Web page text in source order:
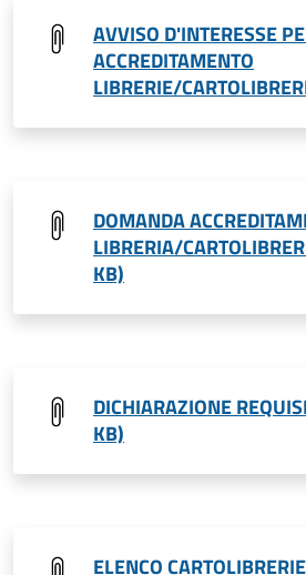
AVVISO D'INTERESSE
ACCREDITAMENTO
LIBRERIE/
DOMANDA
LIBRERIA/
KB)
DICHIARAZIONE
KB)
ELENCO